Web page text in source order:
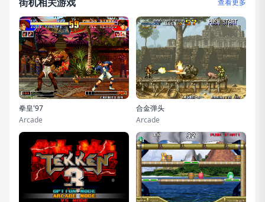
查看更多
拳皇'97
Arcade
合金弹头
Arcade